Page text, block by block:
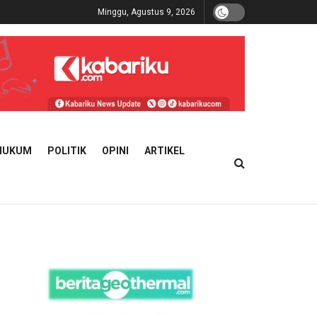
Minggu, Agustus 9, 2026
POLITIK OPINI ARTIKEL